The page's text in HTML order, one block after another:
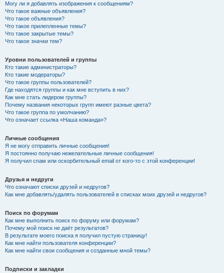
Могу ли я добавлять изображения к сообщениям?
Что такое важные объявления?
Что такое объявления?
Что такое прилепленные темы?
Что такое закрытые темы?
Что такое значки тем?
Уровни пользователей и группы
Кто такие администраторы?
Кто такие модераторы?
Что такое группы пользователей?
Где находятся группы и как мне вступить в них?
Как мне стать лидером группы?
Почему названия некоторых групп имеют разные цвета?
Что такое группа по умолчанию?
Что означает ссылка «Наша команда»?
Личные сообщения
Я не могу отправить личные сообщения!
Я постоянно получаю нежелательные личные сообщения!
Я получил спам или оскорбительный email от кого-то с этой конференции!
Друзья и недруги
Что означают списки друзей и недругов?
Как мне добавлять/удалять пользователей в списках моих друзей и недругов?
Поиск по форумам
Как мне выполнить поиск по форуму или форумам?
Почему мой поиск не даёт результатов?
В результате моего поиска я получил пустую страницу!
Как мне найти пользователя конференции?
Как мне найти свои сообщения и созданные мной темы?
Подписки и закладки